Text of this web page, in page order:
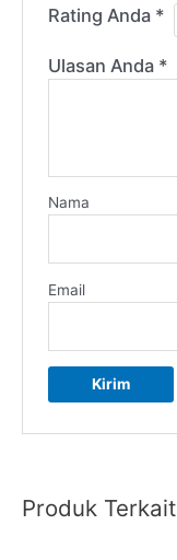
Rating Anda *
Ulasan Anda *
Nama
Email
Produk Terkait